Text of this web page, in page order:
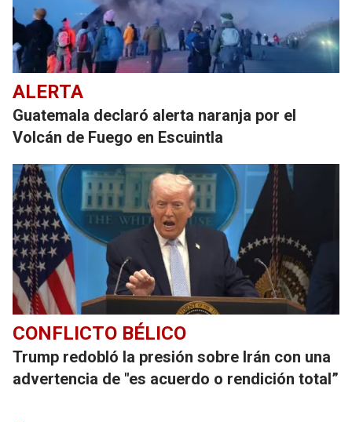
ALERTA
Guatemala declaró alerta naranja por el
Volcán de Fuego en Escuintla
CONFLICTO BÉLICO
Trump redobló la presión sobre Irán con una
advertencia de "es acuerdo o rendición total”